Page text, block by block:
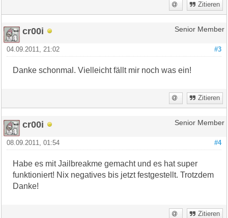
Zitieren
cr00i Senior Member
#3
04.09.2011, 21:02
Danke schonmal. Vielleicht fällt mir noch was ein!
Zitieren
cr00i Senior Member
#4
08.09.2011, 01:54
Habe es mit Jailbreakme gemacht und es hat super
funktioniert! Nix negatives bis jetzt festgestellt. Trotzdem
Danke!
Zitieren